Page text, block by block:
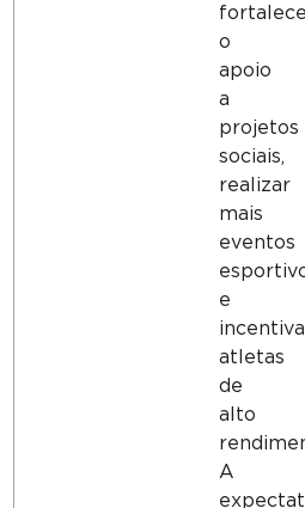
o
apoio
a
projetos
sociais,
realizar
mais
eventos
e
atletas
de
alto
A